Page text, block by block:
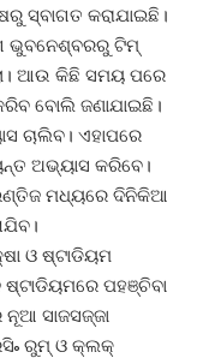
ସ୍ବାଗତ କରାଯାଇଛି।
ଭୁବନେଶ୍ବରରୁ ଟିମ୍
ଆଉ କିଛି ସମୟ ପରେ
ବୋଲି ଜଣାଯାଇଛି।
ଚାଲିବ। ଏହାପରେ
ଅଭ୍ୟାସ କରିବେ।
ମଧ୍ୟରେ ଦିନିକିଆ
ଓ ଷ୍ଟାଡିୟମ
ଷ୍ଟାଡିୟମରେ ପହଞ୍ଚିବା
ନୂଆ ସାଜସଜ୍ଜା
ରୁମ୍ ଓ କ୍ଲକ୍